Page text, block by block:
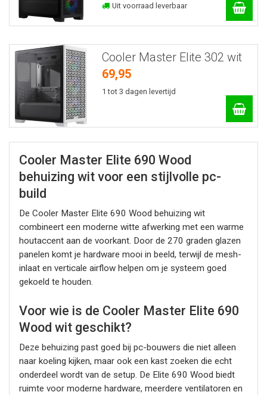
Uit voorraad leverbaar
Cooler Master Elite 302 wit
69,95
1 tot 3 dagen levertijd
Cooler Master Elite 690 Wood
behuizing wit voor een stijlvolle pc-
build
De Cooler Master Elite 690 Wood behuizing wit
combineert een moderne witte afwerking met een warme
houtaccent aan de voorkant. Door de 270 graden glazen
panelen komt je hardware mooi in beeld, terwijl de mesh-
inlaat en verticale airflow helpen om je systeem goed
gekoeld te houden.
Voor wie is de Cooler Master Elite 690
Wood wit geschikt?
Deze behuizing past goed bij pc-bouwers die niet alleen
naar koeling kijken, maar ook een kast zoeken die echt
onderdeel wordt van de setup. De Elite 690 Wood biedt
ruimte voor moderne hardware, meerdere ventilatoren en